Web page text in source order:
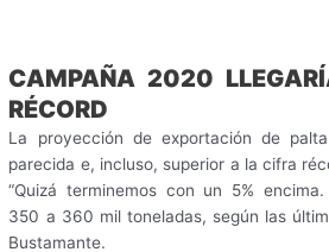
CAMPAÑA 2020
RÉCORD
La proyección de exportación de
parecida e, incluso, superior a la cifra
“Quizá terminemos con un 5%
350 a 360 mil toneladas, según las
Bustamante.